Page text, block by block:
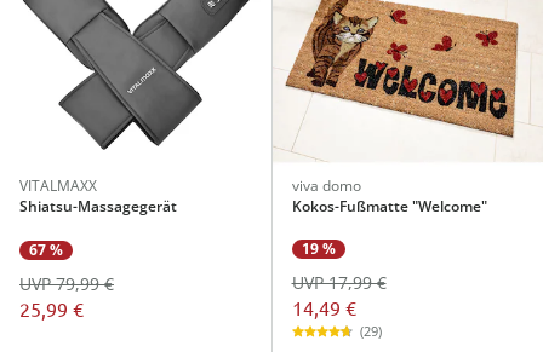
VITALMAXX
Shiatsu-Massagegerät
67 %
25,99 €
UVP 79,99 €
viva domo
Kokos-Fußmatte "Welcome"
19 %
14,49 €
UVP 17,99 €
(29)